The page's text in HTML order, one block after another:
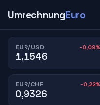
UmrechnungEuro
EUR/USD -0,09%
1,1546
EUR/CHF -0,22%
0,9326